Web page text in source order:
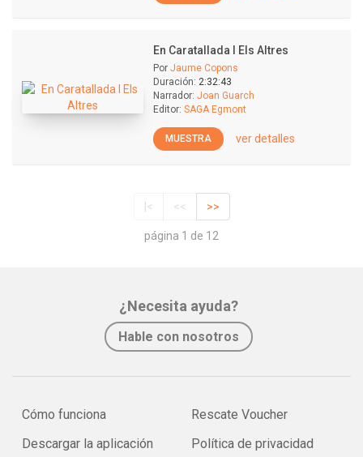
En Caratallada I Els Altres
Por Jaume Copons
Duración: 2:32:43
Narrador: Joan Guarch
Editor: SAGA Egmont
MUESTRA ver detalles
|< << >>
página 1 de 12
¿Necesita ayuda?
Hable con nosotros
Cómo funciona
Descargar la aplicación
Rescate Voucher
Política de privacidad